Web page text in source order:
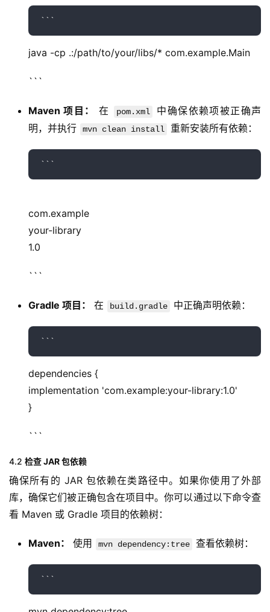
java -cp .:/path/to/your/libs/* com.example.Main
```
Maven 项目： 在 pom.xml
中确保依赖项被正确声
明，并执行
mvn clean install 重新安装所有依赖：
com.example
your-library
1.0
```
Gradle 项目： 在 build.gradle 中正确声明依赖：
dependencies {
implementation 'com.example:your-library:1.0'
}
```
4.2 检查 JAR 包依赖
确保所有的 JAR 包依赖在类路径中。如果你使用了外部
库，确保它们被正确包含在项目中。你可以通过以下命令查
看 Maven 或 Gradle 项目的依赖树：
Maven： 使用 mvn dependency:tree 查看依赖树：